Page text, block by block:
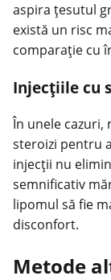
aspira țesutul
există un risc
comparație cu
Injecțiile cu
În unele cazuri,
steroizi pentru
injecții nu
semnificativ
lipomul să fie
disconfort.
Metode